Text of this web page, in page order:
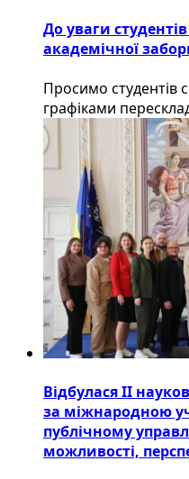
До уваги
академічної
Просимо студентів
графіками
Відбулася ІІ
за міжнародною
публічному
можливості,